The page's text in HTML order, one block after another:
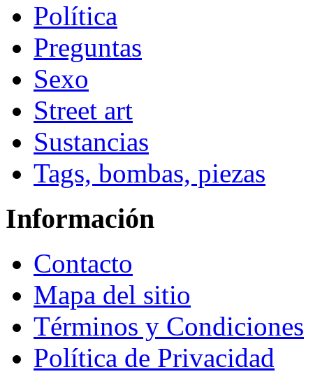
Política
Preguntas
Sexo
Street art
Sustancias
Tags, bombas, piezas
Información
Contacto
Mapa del sitio
Términos y Condiciones
Política de Privacidad